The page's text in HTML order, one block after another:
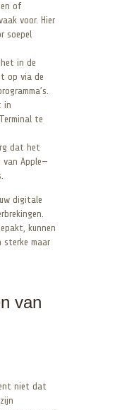
of
voor. Hier
soepel
in de
op via de
in
te
dat het
van Apple—
digitale
kunnen
sterke maar
van
niet dat